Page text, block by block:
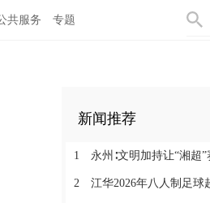
共服务 专题
新闻推荐
1 永州∶文明加持让“湘超
2 江华2026年八人制足球